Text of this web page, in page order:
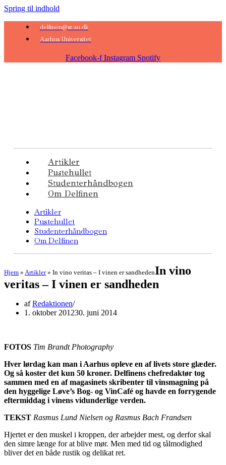
Spring til indhold
delfinen@sr.au.dk
Aarhus Universitet
Facebook-f Instagram Spotify
Artikler
Pustehullet
Studenterhåndbogen
Om Delfinen
Artikler
Pustehullet
Studenterhåndbogen
Om Delfinen
Hjem » Artikler» In vino veritas – I vinen er sandhedenIn vino
veritas – I vinen er sandheden
afRedaktionen
1. oktober 201230. juni 2014
FOTOS Tim Brandt Photography
Hver lørdag kan man i Aarhus opleve en af livets store glæder.
Og så koster det kun 50 kroner. Delfinens chefredaktør tog
sammen med en af magasinets skribenter til vinsmagning på
den hyggelige Løve’s Bog- og VinCafé og havde en forrygende
eftermiddag i vinens vidunderlige verden.
TEKST Rasmus Lund Nielsen og Rasmus Bach Frandsen
Hjertet er den muskel i kroppen, der arbejder mest, og derfor skal
den simre længe for at blive mør. Men med tid og tålmodighed
bliver det en både rustik og delikat ret.